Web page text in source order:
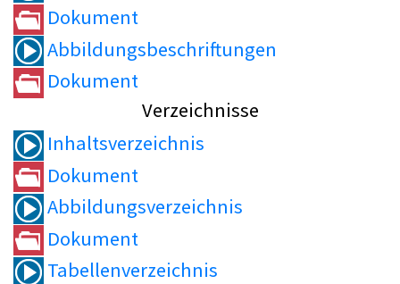
Dokument
Abbildungsbeschriftungen
Dokument
Verzeichnisse
Inhaltsverzeichnis
Dokument
Abbildungsverzeichnis
Dokument
Tabellenverzeichnis